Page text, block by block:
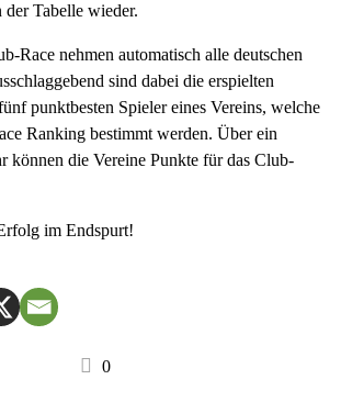
g
t
Tabelle wieder.
Race nehmen automatisch alle deutschen
sind dabei die erspielten
punktbesten Spieler eines Vereins, welche
Ranking bestimmt werden. Über ein
können die Vereine Punkte für das Club-
im Endspurt!
0